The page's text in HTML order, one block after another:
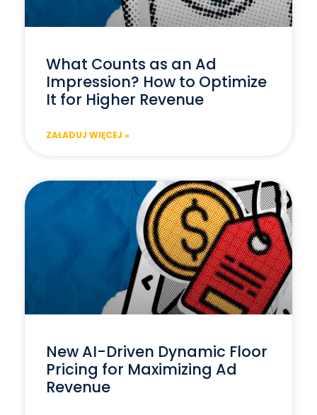
What Counts as an Ad
Impression? How to Optimize
It for Higher Revenue
ZAŁADUJ WIĘCEJ »
New AI-Driven Dynamic Floor
Pricing for Maximizing Ad
Revenue